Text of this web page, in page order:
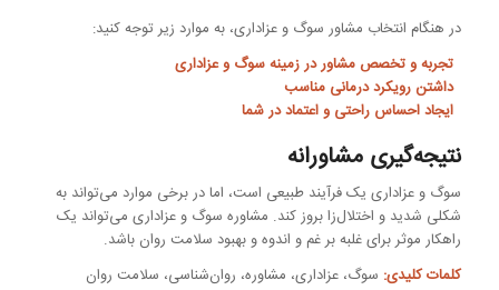
در هنگام انتخاب مشاور سوگ و عزاداری، به موارد زیر توجه کنید:
تجربه و تخصص مشاور در زمینه سوگ و عزاداری
داشتن رویکرد درمانی مناسب
ایجاد احساس راحتی و اعتماد در شما
نتیجه‌گیری مشاورانه
سوگ و عزاداری یک فرآیند طبیعی است، اما در برخی موارد می‌تواند به
شکلی شدید و اختلال‌زا بروز کند. مشاوره سوگ و عزاداری می‌تواند یک
راهکار موثر برای غلبه بر غم و اندوه و بهبود سلامت روان باشد.
کلمات کلیدی: سوگ، عزاداری، مشاوره، روان‌شناسی، سلامت روان